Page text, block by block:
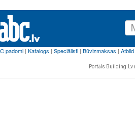
Portāls Building.Lv